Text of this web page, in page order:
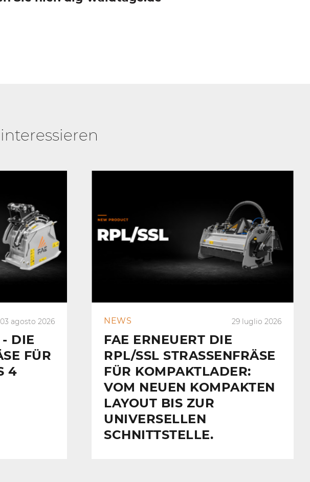
03 agosto 2026
DIE
FÜR B
T
NEWS 29 luglio 2026
FAE ERNEUERT DIE
RPL/SSL STRASSENFRÄSE F
ÜR KOMPAKTLADER: V
OM NEUEN KOMPAKTEN L
AYOUT BIS ZUR U
NIVERSELLEN S
CHNITTSTELLE.